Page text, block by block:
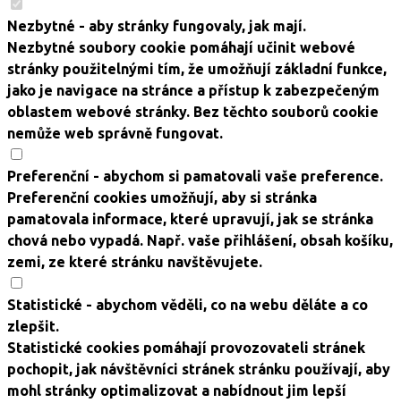
Nezbytné - aby stránky fungovaly, jak mají.
Nezbytné soubory cookie pomáhají učinit webové
stránky použitelnými tím, že umožňují základní funkce,
jako je navigace na stránce a přístup k zabezpečeným
oblastem webové stránky. Bez těchto souborů cookie
nemůže web správně fungovat.
Preferenční - abychom si pamatovali vaše preference.
Preferenční cookies umožňují, aby si stránka
pamatovala informace, které upravují, jak se stránka
chová nebo vypadá. Např. vaše přihlášení, obsah košíku,
zemi, ze které stránku navštěvujete.
Statistické - abychom věděli, co na webu děláte a co
zlepšit.
Statistické cookies pomáhají provozovateli stránek
pochopit, jak návštěvníci stránek stránku používají, aby
mohl stránky optimalizovat a nabídnout jim lepší